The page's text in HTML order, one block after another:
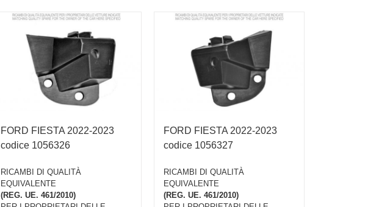
FORD FIESTA 2022-2023
codice 1056326
RICAMBI DI QUALITÀ
EQUIVALENTE
(REG. UE. 461/2010)
FORD FIESTA 2022-2023
codice 1056327
RICAMBI DI QUALITÀ
EQUIVALENTE
(REG. UE. 461/2010)